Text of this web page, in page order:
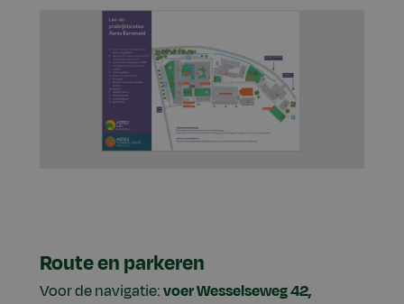
Route en parkeren
Voor de navigatie:voer Wesselseweg 42,